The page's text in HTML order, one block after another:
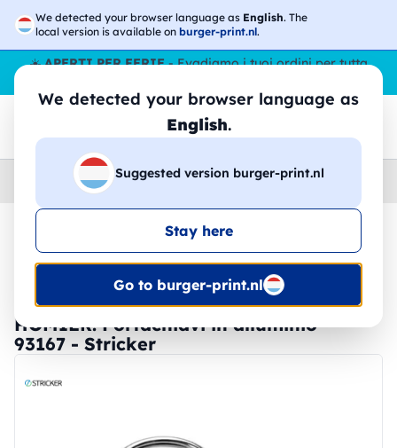
We detected your browser language as English. The
local version is available on burger-print.nl.
We detected your browser language as
English.
Suggested version burger-print.nl
Stay here
Go to burger-print.nl
☀️APERTI PER FERIE- Evadiamo i tuoi ordini per tutta
Accessori › Portachiavi e Lanyards
🔥 -30% Stampa DTF
HOMIER. Portachiavi in alluminio -
93167 - Stricker